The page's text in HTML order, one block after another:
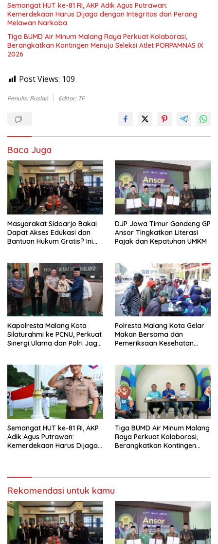
Semangat HUT ke-81 RI, AKP Adik Agus Putrawan:
Kemerdekaan Harus Dijaga dengan Integritas dan Perang
Melawan Narkoba
Tiga BUMD Air Minum Malang Raya Perkuat Kolaborasi,
Berangkatkan Kontingen Menuju Seleksi Atlet PORPAMNAS IX
2026
Post Views: 109
Penulis: Ruslan Editor: TF
Baca Juga
Masyarakat Sidoarjo Bakal
Dapat Akses Edukasi dan
Bantuan Hukum Gratis? Ini
DJP Jawa Timur Gandeng GP
Ansor Tingkatkan Literasi
Pajak dan Kepatuhan UMKM
Kapolresta Malang Kota
Silaturahmi ke PCNU, Perkuat
Sinergi Ulama dan Polri Jaga
Polresta Malang Kota Gelar
Makan Bersama dan
Pemeriksaan Kesehatan
Semangat HUT ke-81 RI, AKP
Adik Agus Putrawan:
Kemerdekaan Harus Dijaga
Tiga BUMD Air Minum Malang
Raya Perkuat Kolaborasi,
Berangkatkan Kontingen
Rekomendasi untuk kamu